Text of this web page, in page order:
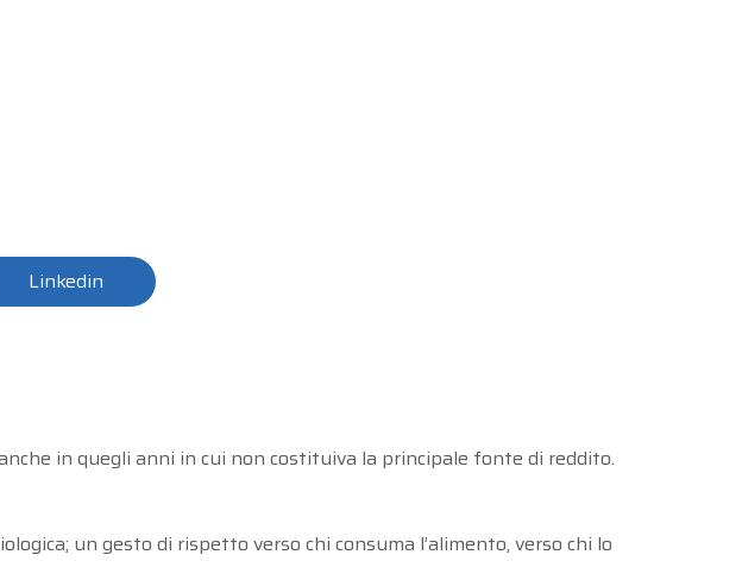
Linkedin
in quegli anni in cui non costituiva la principale fonte di reddito.
un gesto di rispetto verso chi consuma l’alimento, verso chi lo